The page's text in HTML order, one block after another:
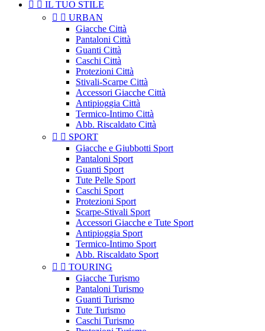
  IL TUO STILE
  URBAN
Giacche Città
Pantaloni Città
Guanti Città
Caschi Città
Protezioni Città
Stivali-Scarpe Città
Accessori Giacche Città
Antipioggia Città
Termico-Intimo Città
Abb. Riscaldato Città
  SPORT
Giacche e Giubbotti Sport
Pantaloni Sport
Guanti Sport
Tute Pelle Sport
Caschi Sport
Protezioni Sport
Scarpe-Stivali Sport
Accessori Giacche e Tute Sport
Antipioggia Sport
Termico-Intimo Sport
Abb. Riscaldato Sport
  TOURING
Giacche Turismo
Pantaloni Turismo
Guanti Turismo
Tute Turismo
Caschi Turismo